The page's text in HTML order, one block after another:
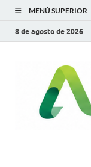
MENÚ SUPERIOR
8 de agosto de 2026